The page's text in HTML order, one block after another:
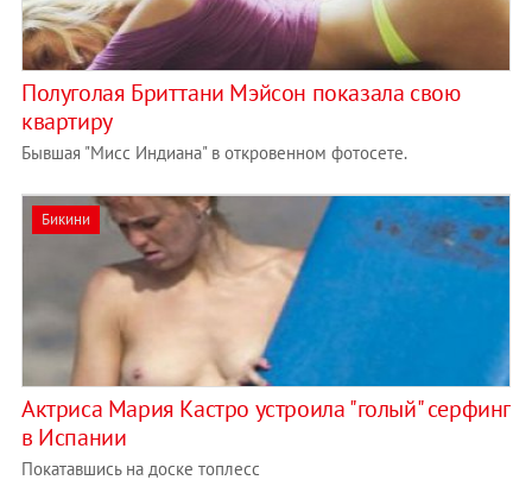
Полуголая Бриттани Мэйсон показала свою
квартиру
Бывшая "Мисс Индиана" в откровенном фотосете.
Бикини
Актриса Мария Кастро устроила "голый" серфинг
в Испании
Покатавшись на доске топлесс